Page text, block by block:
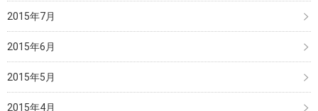
2015年7月
2015年6月
2015年5月
2015年4月